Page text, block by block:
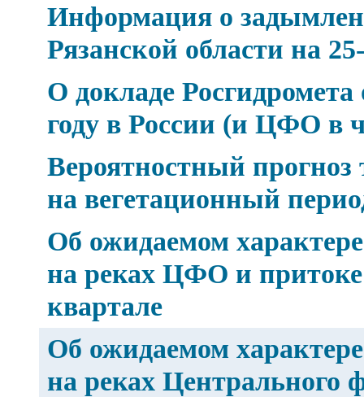
Информация о
Рязанской области на
О докладе Росгидромета
году в России (и ЦФО в
Вероятностный прогноз
на вегетационный
Об ожидаемом характере
на реках ЦФО и
квартале
Об ожидаемом характере
на реках Центрального